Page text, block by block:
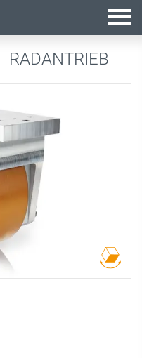
RADANTRIEB